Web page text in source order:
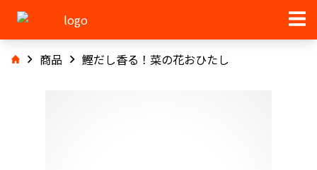
商品 鰹だし香る！菜の花おひたし